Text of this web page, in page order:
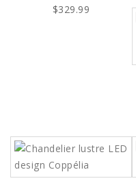
$329.99